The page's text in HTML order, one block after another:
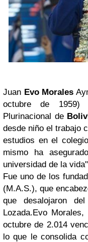
Juan Evo Morales
octubre de
Plurinacional de
desde niño el trabajo
estudios en el
mismo ha
universidad de la
Fue uno de los
(M.A.S.), que
que desalojaron
Lozada.Evo Morales,
octubre de 2.014
lo que le consolida